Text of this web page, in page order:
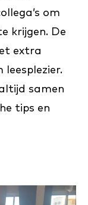
om
krijgen. De
extra
leesplezier.
samen
tips en